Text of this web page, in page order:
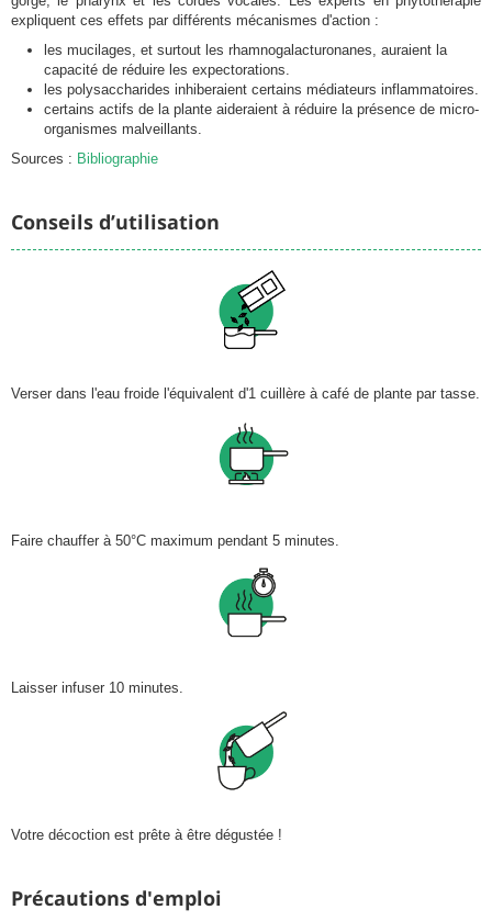
expliquent ces effets par différents mécanismes d'action :
les mucilages, et surtout les rhamnogalacturonanes, auraient la
capacité de réduire les expectorations.
les polysaccharides inhiberaient certains médiateurs inflammatoires.
certains actifs de la plante aideraient à réduire la présence de micro-
organismes malveillants.
Sources : Bibliographie
Conseils d’utilisation
Verser dans l'eau froide l'équivalent d'1 cuillère à café de plante par tasse.
Faire chauffer à 50°C maximum pendant 5 minutes.
Laisser infuser 10 minutes.
Votre décoction est prête à être dégustée !
Précautions d'emploi